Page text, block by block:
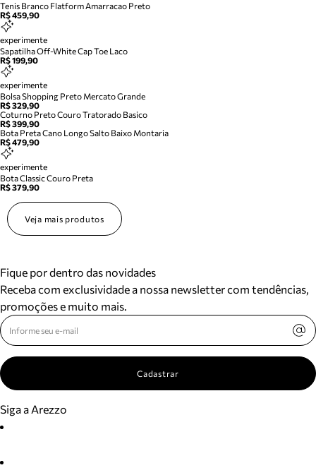
Tenis Branco Flatform Amarracao Preto
R$ 459,90
experimente
Sapatilha Off-White Cap Toe Laco
R$ 199,90
experimente
Bolsa Shopping Preto Mercato Grande
R$ 329,90
Coturno Preto Couro Tratorado Basico
R$ 399,90
Bota Preta Cano Longo Salto Baixo Montaria
R$ 479,90
experimente
Bota Classic Couro Preta
R$ 379,90
Veja mais produtos
Fique por dentro das novidades
Receba com exclusividade a nossa newsletter com tendências,
promoções e muito mais.
Cadastrar
Siga a Arezzo